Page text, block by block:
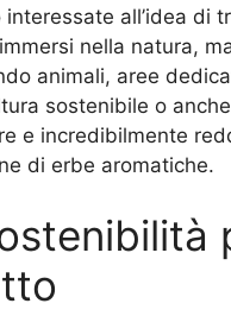
interessate all’idea di
nella natura,
animali, aree
sostenibile o
e incredibilmente
di erbe aromatiche.